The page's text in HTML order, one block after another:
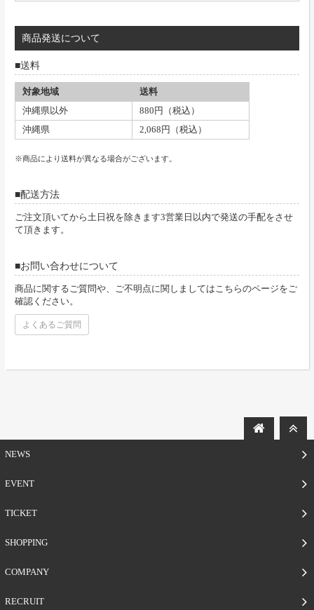
商品発送について
送料
対象地域
送料
沖縄県以外
880円（税込）
沖縄県
2,068円（税込）
※商品により送料が異なる場合がございます。
配送方法
ご注文頂いてから土日祝を除きます3営業日以内で発送の手配をさせ
て頂きます。
お問い合わせについて
商品に関するご質問や、ご不明点に関しましてはこちらのページをご
確認ください。
よくあるご質問
NEWS
EVENT
TICKET
SHOPPING
COMPANY
RECRUIT